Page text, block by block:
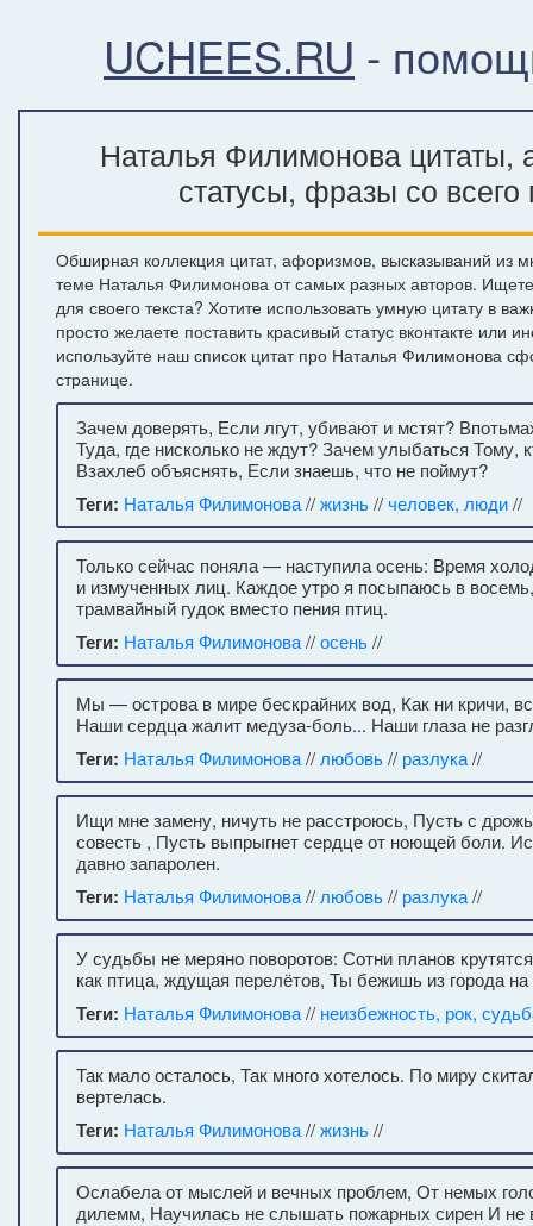
UCHEES.RU -
Наталья Филимонова
статусы, фразы со
Обширная коллекция цитат, афоризмов, высказываний из
теме Наталья Филимонова от самых разных авторов.
для своего текста? Хотите использовать умную цитату в
просто желаете поставить красивый статус вконтакте или
используйте наш список цитат про Наталья Филимонова
странице.
Зачем доверять, Если лгут, убивают и мстят?
Туда, где нисколько не ждут? Зачем улыбаться Тому,
Взахлеб объяснять, Если знаешь, что не поймут?
Теги: Наталья Филимонова//жизнь//человек, люди//
Только сейчас поняла — наступила осень: Время
и измученных лиц. Каждое утро я посыпаюсь в
трамвайный гудок вместо пения птиц.
Теги: Наталья Филимонова//осень//
Мы — острова в мире бескрайних вод, Как ни кричи,
Наши сердца жалит медуза-боль... Наши глаза не
Теги: Наталья Филимонова// любовь// разлука//
Ищи мне замену, ничуть не расстроюсь, Пусть с
совесть , Пусть выпрыгнет сердце от ноющей боли.
давно запаролен.
Теги: Наталья Филимонова// любовь// разлука//
У судьбы не меряно поворотов: Сотни планов
как птица, ждущая перелётов, Ты бежишь из города
Теги: Наталья Филимонова// неизбежность, рок,
Так мало осталось, Так много хотелось. По миру
вертелась.
Теги: Наталья Филимонова//жизнь//
Ослабела от мыслей и вечных проблем, От немых
дилемм, Научилась не слышать пожарных сирен И не